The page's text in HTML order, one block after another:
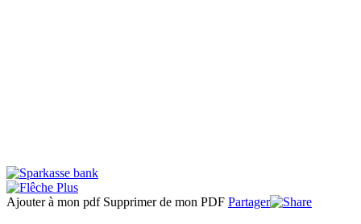
Ajouter à mon pdf Supprimer de mon PDF Partager